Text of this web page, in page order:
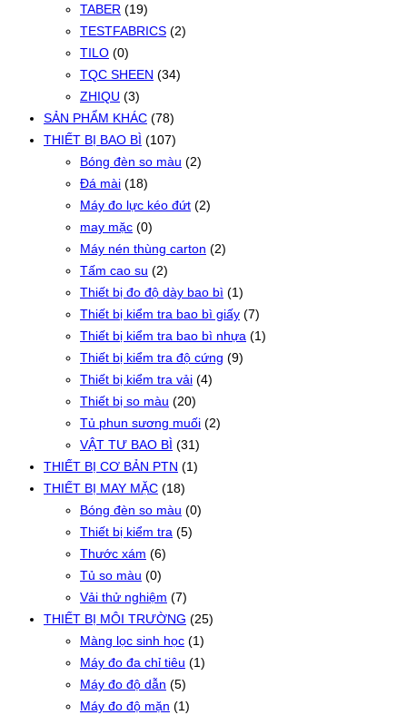
TABER (19)
TESTFABRICS (2)
TILO (0)
TQC SHEEN (34)
ZHIQU (3)
SẢN PHẨM KHÁC (78)
THIẾT BỊ BAO BÌ (107)
Bóng đèn so màu (2)
Đá mài (18)
Máy đo lực kéo đứt (2)
may mặc (0)
Máy nén thùng carton (2)
Tấm cao su (2)
Thiết bị đo độ dày bao bì (1)
Thiết bị kiểm tra bao bì giấy (7)
Thiết bị kiểm tra bao bì nhựa (1)
Thiết bị kiểm tra độ cứng (9)
Thiết bị kiểm tra vải (4)
Thiết bị so màu (20)
Tủ phun sương muối (2)
VẬT TƯ BAO BÌ (31)
THIẾT BỊ CƠ BẢN PTN (1)
THIẾT BỊ MAY MẶC (18)
Bóng đèn so màu (0)
Thiết bị kiểm tra (5)
Thước xám (6)
Tủ so màu (0)
Vải thử nghiệm (7)
THIẾT BỊ MÔI TRƯỜNG (25)
Màng lọc sinh học (1)
Máy đo đa chỉ tiêu (1)
Máy đo độ dẫn (5)
Máy đo độ mặn (1)